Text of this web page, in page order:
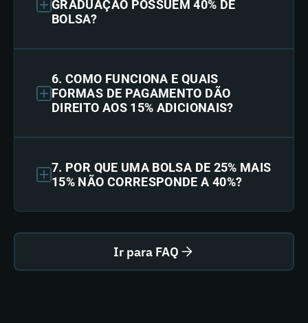
GRADUAÇÃO POSSUEM 40% DE
BOLSA?
6. COMO FUNCIONA E QUAIS
FORMAS DE PAGAMENTO DÃO
DIREITO AOS 15% ADICIONAIS?
7. POR QUE UMA BOLSA DE 25% MAIS
15% NÃO CORRESPONDE A 40%?
Ir para FAQ